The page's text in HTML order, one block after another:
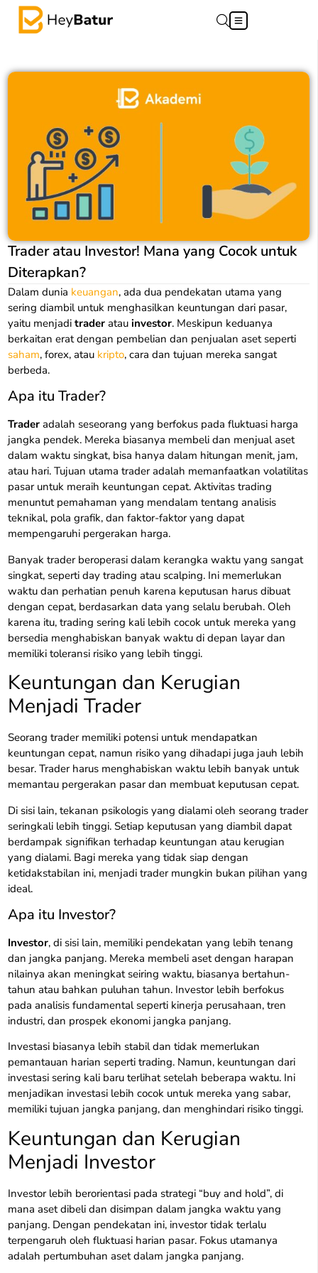
Trader atau Investor! Mana yang Cocok untuk
Diterapkan?
Dalam dunia keuangan, ada dua pendekatan utama yang
sering diambil untuk menghasilkan keuntungan dari pasar,
yaitu menjaditrader atauinvestor. Meskipun keduanya
berkaitan erat dengan pembelian dan penjualan aset seperti
saham, forex, atau kripto, cara dan tujuan mereka sangat
berbeda.
Apa itu Trader?
Trader adalah seseorang yang berfokus pada fluktuasi harga
jangka pendek. Mereka biasanya membeli dan menjual aset
dalam waktu singkat, bisa hanya dalam hitungan menit, jam,
atau hari. Tujuan utama trader adalah memanfaatkan volatilitas
pasar untuk meraih keuntungan cepat. Aktivitas trading
menuntut pemahaman yang mendalam tentang analisis
teknikal, pola grafik, dan faktor-faktor yang dapat
mempengaruhi pergerakan harga.
Banyak trader beroperasi dalam kerangka waktu yang sangat
singkat, seperti day trading atau scalping. Ini memerlukan
waktu dan perhatian penuh karena keputusan harus dibuat
dengan cepat, berdasarkan data yang selalu berubah. Oleh
karena itu, trading sering kali lebih cocok untuk mereka yang
bersedia menghabiskan banyak waktu di depan layar dan
memiliki toleransi risiko yang lebih tinggi.
Keuntungan dan Kerugian
Menjadi Trader
Seorang trader memiliki potensi untuk mendapatkan
keuntungan cepat, namun risiko yang dihadapi juga jauh lebih
besar. Trader harus menghabiskan waktu lebih banyak untuk
memantau pergerakan pasar dan membuat keputusan cepat.
Di sisi lain, tekanan psikologis yang dialami oleh seorang trader
seringkali lebih tinggi. Setiap keputusan yang diambil dapat
berdampak signifikan terhadap keuntungan atau kerugian
yang dialami. Bagi mereka yang tidak siap dengan
ketidakstabilan ini, menjadi trader mungkin bukan pilihan yang
ideal.
Apa itu Investor?
Investor, di sisi lain, memiliki pendekatan yang lebih tenang
dan jangka panjang. Mereka membeli aset dengan harapan
nilainya akan meningkat seiring waktu, biasanya bertahun-
tahun atau bahkan puluhan tahun. Investor lebih berfokus
pada analisis fundamental seperti kinerja perusahaan, tren
industri, dan prospek ekonomi jangka panjang.
Investasi biasanya lebih stabil dan tidak memerlukan
pemantauan harian seperti trading. Namun, keuntungan dari
investasi sering kali baru terlihat setelah beberapa waktu. Ini
menjadikan investasi lebih cocok untuk mereka yang sabar,
memiliki tujuan jangka panjang, dan menghindari risiko tinggi.
Keuntungan dan Kerugian
Menjadi Investor
Investor lebih berorientasi pada strategi “buy and hold”, di
mana aset dibeli dan disimpan dalam jangka waktu yang
panjang. Dengan pendekatan ini, investor tidak terlalu
terpengaruh oleh fluktuasi harian pasar. Fokus utamanya
adalah pertumbuhan aset dalam jangka panjang.